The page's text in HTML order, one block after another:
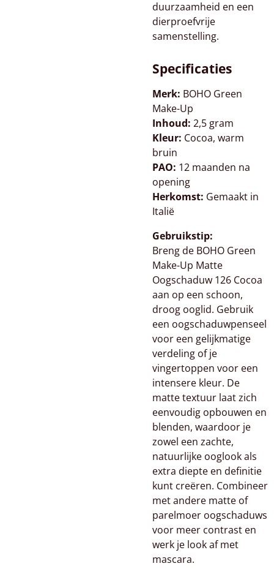
duurzaamheid en een
dierproefvrije
samenstelling.
Specificaties
Merk: BOHO Green
Make-Up
Inhoud: 2,5 gram
Kleur: Cocoa, warm
bruin
PAO: 12 maanden na
opening
Herkomst: Gemaakt in
Italië
Gebruikstip:
Breng de BOHO Green
Make-Up Matte
Oogschaduw 126 Cocoa
aan op een schoon,
droog ooglid. Gebruik
een oogschaduwpenseel
voor een gelijkmatige
verdeling of je
vingertoppen voor een
intensere kleur. De
matte textuur laat zich
eenvoudig opbouwen en
blenden, waardoor je
zowel een zachte,
natuurlijke ooglook als
extra diepte en definitie
kunt creëren. Combineer
met andere matte of
parelmoer oogschaduws
voor meer contrast en
werk je look af met
mascara.